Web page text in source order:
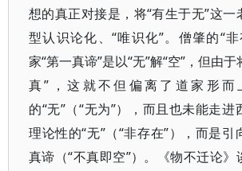
想的真正对接是，将“有生于无”这一
型认识论化、“唯识化”。僧肇的“
家“第一真谛”是以“无”解“空”，但由于
真”，这就不但偏离了道家形而
的“无”（“无为”），而且也未能走
理论性的“无”（“非存在”），而是引
真谛（“不真即空”）。《物不迁论》